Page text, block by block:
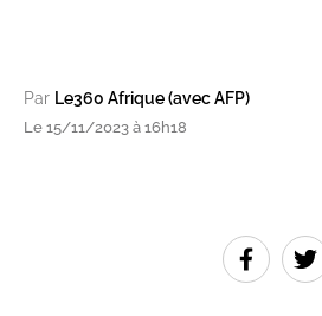
Par Le360 Afrique (avec AFP)
Le 15/11/2023 à 16h18